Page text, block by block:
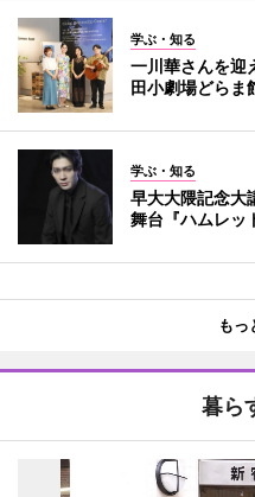
学ぶ・知る
一川華さんを迎
田小劇場どらま
学ぶ・知る
早大大隈記念大
舞台『ハムレッ
もっ
暮ら